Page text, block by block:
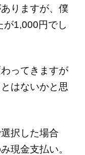
りますが、僕
が1,000円でし
ってきますが
はないかと思
択した場合
現金支払い。